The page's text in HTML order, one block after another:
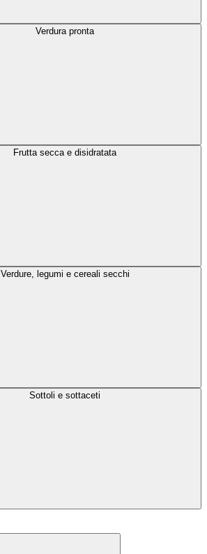
Verdura pronta
Frutta secca e disidratata
Verdure, legumi e cereali secchi
Sottoli e sottaceti